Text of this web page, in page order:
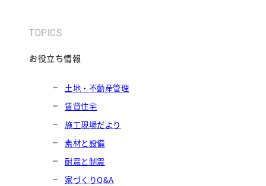
TOPICS
お役立ち情報
土地・不動産管理
賃貸住宅
施工現場だより
素材と設備
耐震と制震
家づくりQ&A